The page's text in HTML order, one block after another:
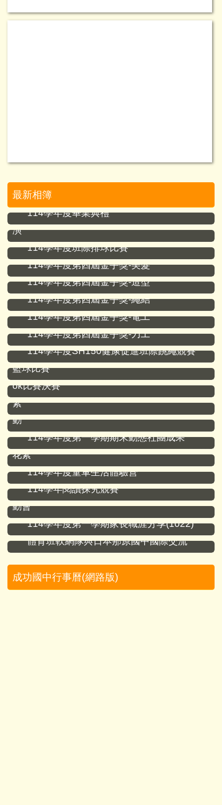
最新相簿
114學年度畢業典禮
114學年度第二學期期末動態社團成果展
演
114學年度班際排球比賽
114學年度第四屆金手獎-美髮
114學年度第四屆金手獎-造型
114學年度第四屆金手獎-繩結
114學年度第四屆金手獎-電工
114學年度第四屆金手獎-刀工
114學年度SH150健康促進班際跳繩競賽
114學年度無菸拒檳反毒反霸凌三對三班際
籃球比賽
114學年度七、八年級「成功好聲音」卡拉
ok比賽決賽
114學年度全國學生音樂比賽團體組比賽花
絮 114學年度新竹縣國中棒球寒假育樂營活
動
114學年度第一學期期末動態社團成果
114學年度新竹縣學生音樂比賽團體組比賽
花絮
114學年度童軍生活體驗營
114學年閱讀探究競賽
114學年度「活力青春．躍向成功」校慶運
動會
114學年度第一學期家長職涯分享(1022)
體育班軟網隊與日本那原國中國際交流
成功國中行事曆(網路版)